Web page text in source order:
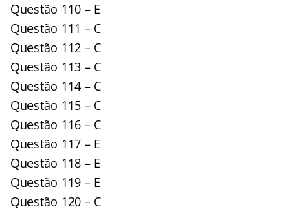
Questão 110 – E
Questão 111 – C
Questão 112 – C
Questão 113 – C
Questão 114 – C
Questão 115 – C
Questão 116 – C
Questão 117 – E
Questão 118 – E
Questão 119 – E
Questão 120 – C